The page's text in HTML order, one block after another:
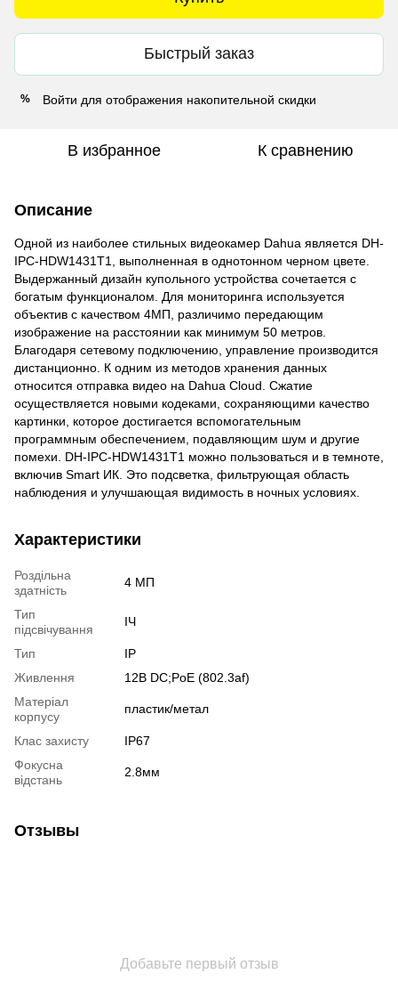
Быстрый заказ
% Войти для отображения накопительной скидки
В избранное К сравнению
Описание
Одной из наиболее стильных видеокамер Dahua является DH-
IPC-HDW1431T1, выполненная в однотонном черном цвете.
Выдержанный дизайн купольного устройства сочетается с
богатым функционалом. Для мониторинга используется
объектив с качеством 4МП, различимо передающим
изображение на расстоянии как минимум 50 метров.
Благодаря сетевому подключению, управление производится
дистанционно. К одним из методов хранения данных
относится отправка видео на Dahua Cloud. Сжатие
осуществляется новыми кодеками, сохраняющими качество
картинки, которое достигается вспомогательным
программным обеспечением, подавляющим шум и другие
помехи. DH-IPC-HDW1431T1 можно пользоваться и в темноте,
включив Smart ИК. Это подсветка, фильтрующая область
наблюдения и улучшающая видимость в ночных условиях.
Характеристики
Роздільна
здатність
4 МП
Тип
підсвічування
ІЧ
Тип
IP
Живлення
12В DС;PoE (802.3af)
Матеріал
корпусу
пластик/метал
Клас захисту
IP67
Фокусна
відстань
2.8мм
Отзывы
Добавьте первый отзыв